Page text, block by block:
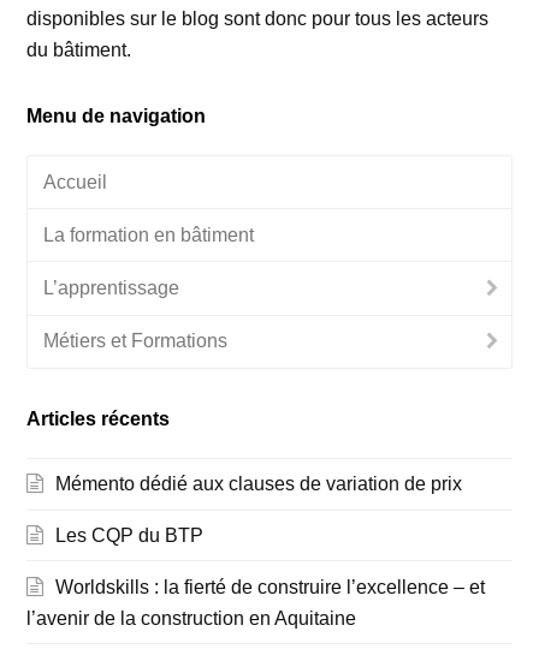
disponibles sur le blog sont donc pour tous les acteurs
du bâtiment.
Menu de navigation
Accueil
La formation en bâtiment
L’apprentissage
Métiers et Formations
Articles récents
Mémento dédié aux clauses de variation de prix
Les CQP du BTP
Worldskills : la fierté de construire l’excellence – et
l’avenir de la construction en Aquitaine